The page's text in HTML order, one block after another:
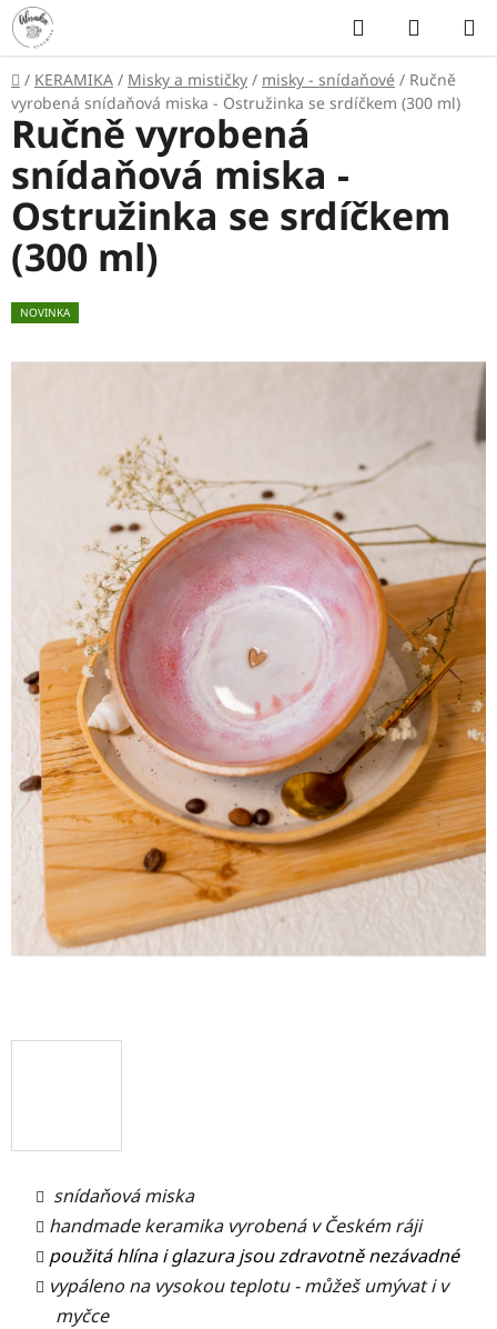
Přejít
na
obsah
Hledat
KOŠÍK
Domů
/ KERAMIKA / Misky a mističky / misky - snídaňové / Ručně
vyrobená snídaňová miska - Ostružinka se srdíčkem (300 ml)
snídaňová miska
handmade keramika vyrobená v Českém ráji
použitá hlína i glazura jsou zdravotně nezávadné
vypáleno na vysokou teplotu - můžeš umývat i v
myčce
Ručně vyrobená
snídaňová miska -
Ostružinka se srdíčkem
(300 ml)
NOVINKA